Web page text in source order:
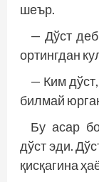
шеър.
— Дўст
ортингдан
— Ким
билмай
Бу асар
дўст эди.
қисқагина